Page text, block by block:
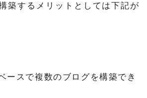
築するメリットとしては下記が
ースで複数のブログを構築でき